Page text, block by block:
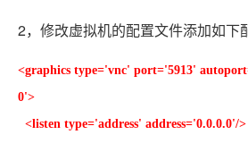
2，修改虚拟机的配置文件添加如下
<graphics type='vnc' port='5913'
0'>
<listen type='address'